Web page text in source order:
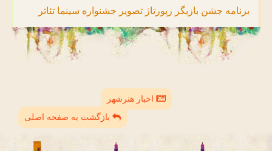
برنامه جشن بازیگر رپورتاژ تصویر جشنواره سینما تئاتر
اخبار هنرشهر
بازگشت به صفحه اصلی